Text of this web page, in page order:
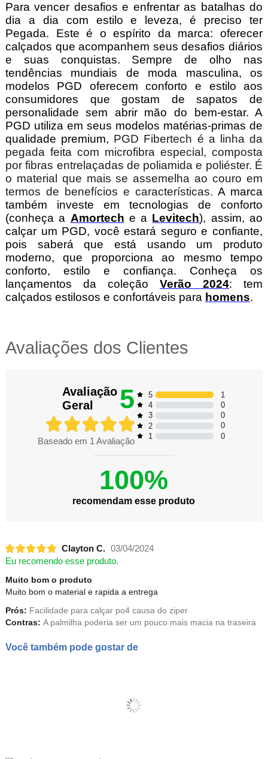
Para vencer desafios e enfrentar as batalhas do
dia a dia com estilo e leveza, é preciso ter
Pegada. Este é o espírito da marca: oferecer
calçados que acompanhem seus desafios diários
e suas conquistas. Sempre de olho nas
tendências mundiais de moda masculina, os
modelos PGD oferecem conforto e estilo aos
consumidores que gostam de sapatos de
personalidade sem abrir mão do bem-estar. A
PGD utiliza em seus modelos matérias-primas de
qualidade premium, PGD Fibertech é a linha da
pegada feita com microfibra especial, composta
por fibras entrelaçadas de poliamida e poliéster. É
o material que mais se assemelha ao couro em
termos de benefícios e características.A marca
também investe em tecnologias de conforto
(conheça a Amortech e a Levitech), assim, ao
calçar um PGD, você estará seguro e confiante,
pois saberá que está usando um produto
moderno, que proporciona ao mesmo tempo
conforto, estilo e confiança. Conheça os
lançamentos da coleção Verão 2024: tem
calçados estilosos e confortáveis para homens.
Avaliações dos Clientes
Avaliação
Geral
5
Baseado em 1 Avaliação
5
1
4
0
3
0
2
0
1
0
100%
recomendam esse produto
Clayton C. 03/04/2024
Eu recomendo esse produto.
Muito bom o produto
Muito bom o material e rapida a entrega
Prós: Facilidade para calçar po4 causa do ziper
Contras: A palmilha poderia ser um pouco mais macia na traseira
Você também pode gostar de